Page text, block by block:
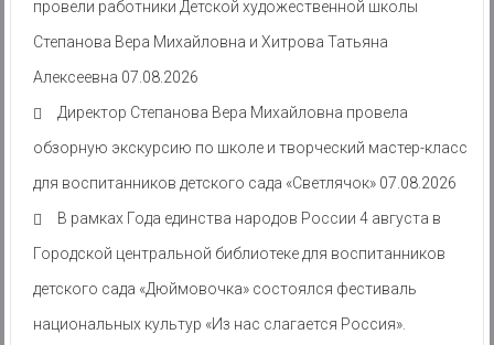
провели работники Детской художественной школы
Степанова Вера Михайловна и Хитрова Татьяна
Алексеевна 07.08.2026
Директор Степанова Вера Михайловна провела
обзорную экскурсию по школе и творческий мастер-класс
для воспитанников детского сада «Светлячок» 07.08.2026
В рамках Года единства народов России 4 августа в
Городской центральной библиотеке для воспитанников
детского сада «Дюймовочка» состоялся фестиваль
национальных культур «Из нас слагается Россия».